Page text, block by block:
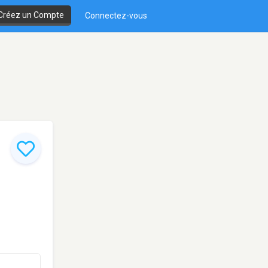
un Compte Connectez-vous